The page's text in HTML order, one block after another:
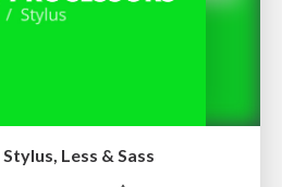
Less & Sass